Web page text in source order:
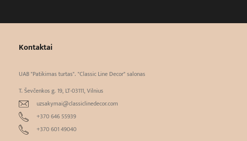
Kontaktai
UAB "Patikimas turtas". "Classic Line Decor" salonas
T. Ševčenkos g. 19, LT-03111, Vilnius
uzsakymai@classiclinedecor.com
+370 646 55939
+370 601 49040